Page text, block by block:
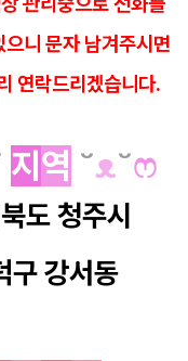
으니 문자 남겨주시면
연락드리겠습니다.
지 역 ˘ᴥ˘ෆ
도 청주시
구 강서동